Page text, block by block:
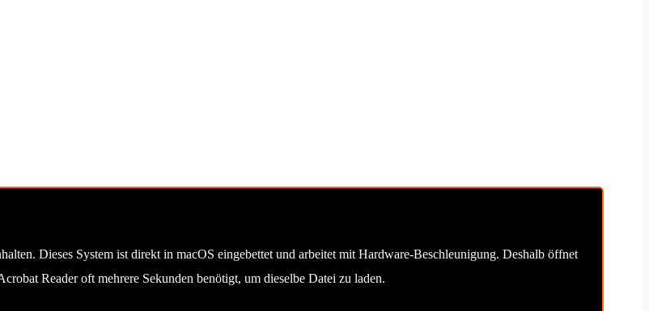
Dieses System ist direkt in macOS eingebettet und arbeitet mit Hardware-Beschleunigung. Deshalb öffnet
Reader oft mehrere Sekunden benötigt, um dieselbe Datei zu laden.